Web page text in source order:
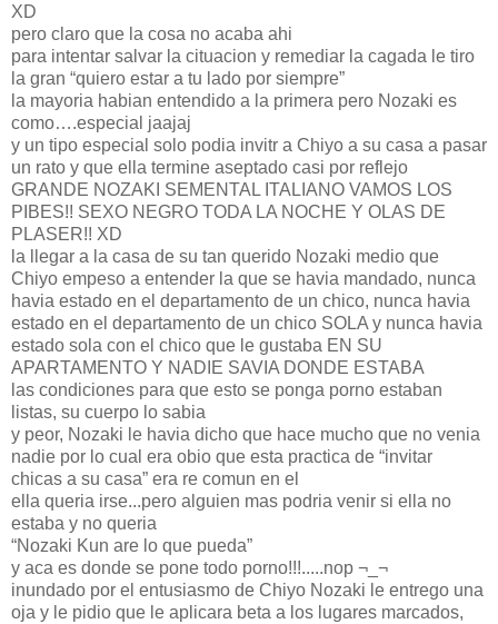
XD
pero claro que la cosa no acaba ahi
para intentar salvar la cituacion y remediar la cagada le tiro
la gran “quiero estar a tu lado por siempre”
la mayoria habian entendido a la primera pero Nozaki es
como….especial jaajaj
y un tipo especial solo podia invitr a Chiyo a su casa a pasar
un rato y que ella termine aseptado casi por reflejo
GRANDE NOZAKI SEMENTAL ITALIANO VAMOS LOS
PIBES!! SEXO NEGRO TODA LA NOCHE Y OLAS DE
PLASER!! XD
la llegar a la casa de su tan querido Nozaki medio que
Chiyo empeso a entender la que se havia mandado, nunca
havia estado en el departamento de un chico, nunca havia
estado en el departamento de un chico SOLA y nunca havia
estado sola con el chico que le gustaba EN SU
APARTAMENTO Y NADIE SAVIA DONDE ESTABA
las condiciones para que esto se ponga porno estaban
listas, su cuerpo lo sabia
y peor, Nozaki le havia dicho que hace mucho que no venia
nadie por lo cual era obio que esta practica de “invitar
chicas a su casa” era re comun en el
ella queria irse...pero alguien mas podria venir si ella no
estaba y no queria
“Nozaki Kun are lo que pueda”
y aca es donde se pone todo porno!!!.....nop ¬_¬
inundado por el entusiasmo de Chiyo Nozaki le entrego una
oja y le pidio que le aplicara beta a los lugares marcados,